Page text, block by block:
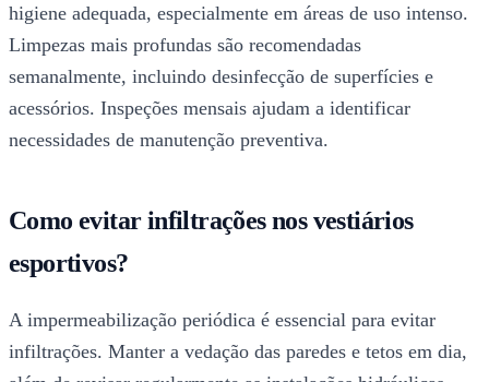
higiene adequada, especialmente em áreas de uso intenso.
Limpezas mais profundas são recomendadas
semanalmente, incluindo desinfecção de superfícies e
acessórios. Inspeções mensais ajudam a identificar
necessidades de manutenção preventiva.
Como evitar infiltrações nos vestiários
esportivos?
A impermeabilização periódica é essencial para evitar
infiltrações. Manter a vedação das paredes e tetos em dia,